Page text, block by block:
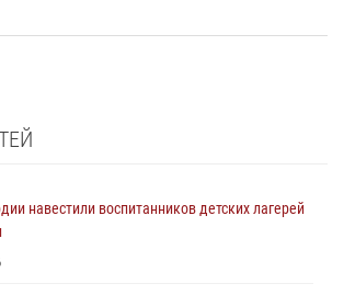
навестили воспитанников детских лагерей